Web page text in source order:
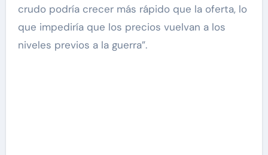
crudo podría crecer más rápido que la oferta, lo
que impediría que los precios vuelvan a los
niveles previos a la guerra”.